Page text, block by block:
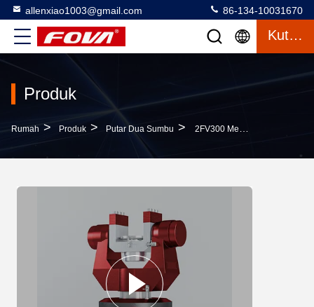
allenxiao1003@gmail.com 86-134-10031670
Kutipan
Produk
Rumah > Produk > Putar Dua Sumbu > 2FV300 Mesin Putar Bersumbu Ganda Dapat Melakukan Simulasi Gerak, Servo, Getaran Sudut, Dan Pengujian Gerak Dinamis Simulasi Dalam Dua Arah Rotasi Di Ruang.